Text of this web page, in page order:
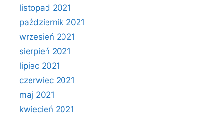
listopad 2021
październik 2021
wrzesień 2021
sierpień 2021
lipiec 2021
czerwiec 2021
maj 2021
kwiecień 2021